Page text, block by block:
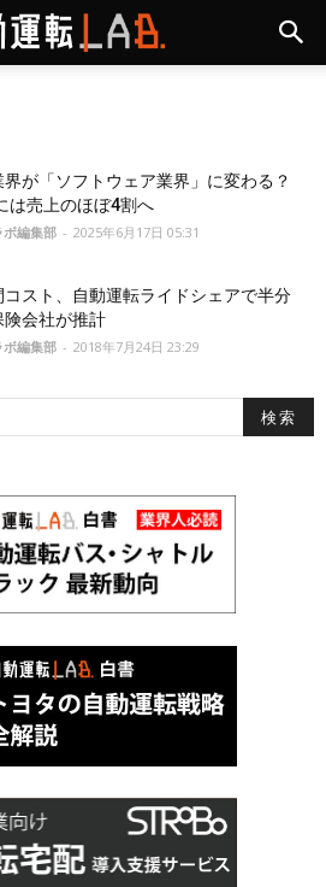
界が「ソフトウェア業界」に変わる？
は売上のほぼ4割へ
ボ編集部 - 2025年6月17日 05:31
コスト、自動運転ライドシェアで半分
会社が推計
ボ編集部 - 2018年7月24日 23:29